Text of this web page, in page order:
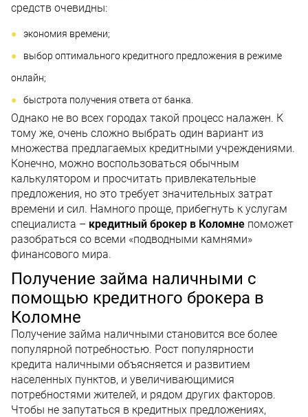
средств очевидны:
экономия времени;
выбор оптимального кредитного предложения в режиме
онлайн;
быстрота получения ответа от банка.
Однако не во всех городах такой процесс налажен. К
тому же, очень сложно выбрать один вариант из
множества предлагаемых кредитными учреждениями.
Конечно, можно воспользоваться обычным
калькулятором и просчитать привлекательные
предложения, но это требует значительных затрат
времени и сил. Намного проще, прибегнуть к услугам
специалиста – кредитный брокер в Коломне поможет
разобраться со всеми «подводными камнями»
финансового мира.
Получение займа наличными с
помощью кредитного брокера в
Коломне
Получение займа наличными становится все более
популярной потребностью. Рост популярности
кредита наличными объясняется и развитием
населенных пунктов, и увеличивающимися
потребностями жителей, и рядом других факторов.
Чтобы не запутаться в кредитных предложениях,